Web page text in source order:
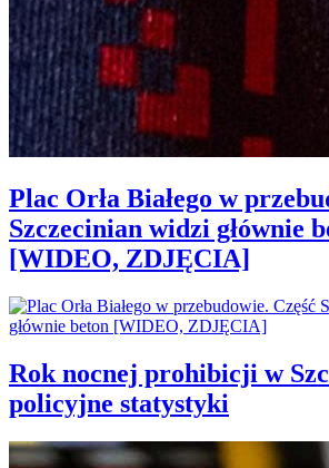
Plac Orła Białego w
Szczecinian widzi głównie
[WIDEO, ZDJĘCIA]
Rok nocnej prohibicji w
policyjne statystyki